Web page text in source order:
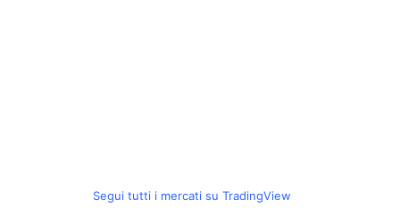
Segui tutti i mercati su TradingView